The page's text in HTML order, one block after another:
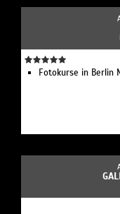
Fotokurse in Berlin